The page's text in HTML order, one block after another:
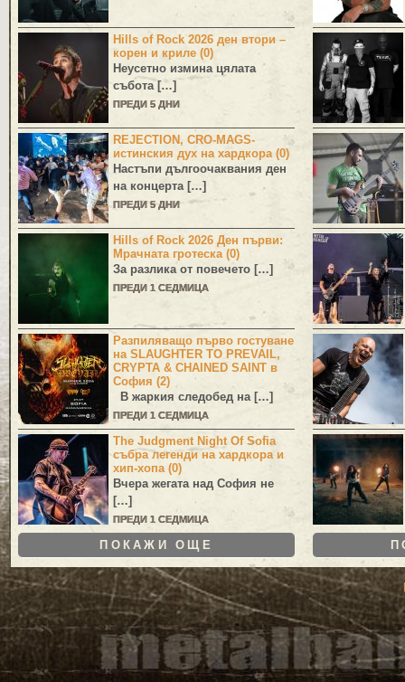
Hills of Rock 2026 ден втори –
корен и криле (0)
Неусетно измина цялата
събота […]
ПРЕДИ 5 ДНИ
REJECTION, CRO-MAGS-
истинския дух на хардкора (0)
Настъпи дългоочаквания ден
на концерта […]
ПРЕДИ 5 ДНИ
Hills of Rock 2026 Ден първи:
Мрачната гротеска (0)
За разлика от повечето […]
ПРЕДИ 1 СЕДМИЦА
Разпиляващо първо гостуване
на SLAUGHTER TO PREVAIL,
CRYPTA & CHAINED SAINT в
София (2)
В жаркия следобед на […]
ПРЕДИ 1 СЕДМИЦА
The Judgment Night Of Sofia
събра легенди на хардкора и
хип-хопа (0)
Вчера жегата над София не
[…]
ПРЕДИ 1 СЕДМИЦА
ПОКАЖИ ОЩЕ